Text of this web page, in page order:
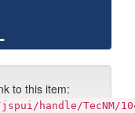
to this item:
handle/TecNM/